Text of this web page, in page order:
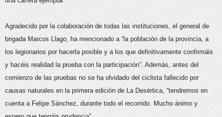
Agradecido por la colaboración de todas las instituciones, el general de
brigada Marcos Llago, ha mencionado a “la población de la provincia, a
los legionarios por hacerla posible y a los que definitivamente confirmáis
y hacéis realidad la prueba con la participación”. Además, antes del
comienzo de las pruebas no se ha olvidado del ciclista fallecido por
causas naturales en la primera edición de La Desértica, “tendremos en
cuenta a Felipe Sánchez, durante todo el recorrido. Mucho ánimo y